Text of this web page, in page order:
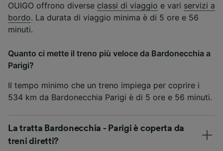
OUIGO offrono diverse classi di viaggio e vari servizi a
bordo. La durata di viaggio minima è di 5 ore e 56
minuti.
Quanto ci mette il treno più veloce da Bardonecchia a
Parigi?
Il tempo minimo che un treno impiega per coprire i
534 km da Bardonecchia Parigi è di 5 ore e 56 minuti.
La tratta Bardonecchia - Parigi è coperta da
treni diretti?